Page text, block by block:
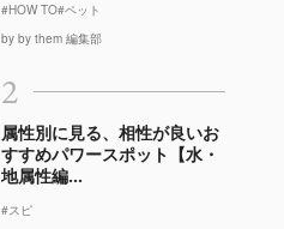
#HOW TO#ペット
by by them 編集部
2
属性別に見る、相性が良いお
すすめパワースポット【水・
地属性編...
#スピ